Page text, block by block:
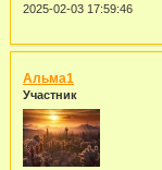
2025-02-03 17:59:46
Альма1
Участник